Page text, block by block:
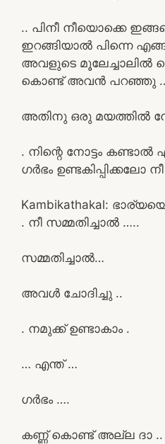
.. പിനീ നീയൊക്കെ
ഇറങ്ങിയാൽ പിന്നെ
അവളുടെ മൂലേച്ചാലിൽ
കൊണ്ട് അവൻ പറഞ്ഞു
അതിനു ഒരു മയത്തിൽ
. നിന്റെ നോട്ടം
ഗർഭം ഉണ്ടകിപ്പിക്കലോ നീ
Kambikathakal:
. നീ സമ്മതിച്ചാൽ …..
സമ്മതിച്ചാൽ…
അവൾ ചോദിച്ചു ..
. നമുക്ക് ഉണ്ടാകാം .
… എന്ത് …
ഗർഭം ….
കണ്ണ് കൊണ്ട് അല്ല ദാ